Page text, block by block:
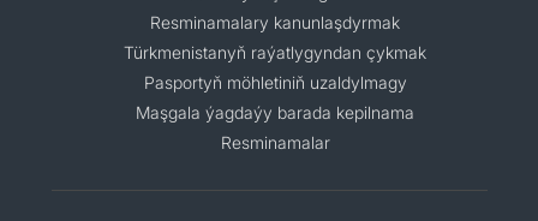
Resminamalary kanunlaşdyrmak
Türkmenistanyň raýatlygyndan çykmak
Pasportyň möhletiniň uzaldylmagy
Maşgala ýagdaýy barada kepilnama
Resminamalar